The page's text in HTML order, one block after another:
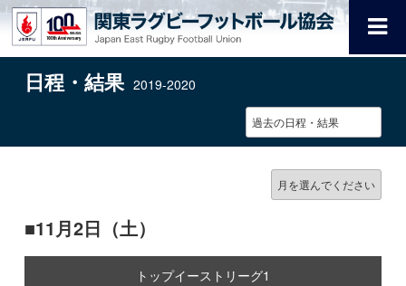
日程・結果 2019-2020
11月2日（土）
トップイーストリーグ1